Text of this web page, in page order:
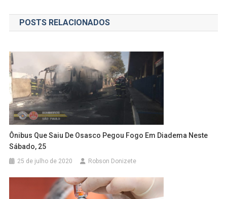
de
Post
POSTS RELACIONADOS
Ônibus Que Saiu De Osasco Pegou Fogo Em Diadema Neste
Sábado, 25
25 de julho de 2020 Robson Donizete